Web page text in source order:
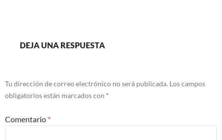
DEJA UNA RESPUESTA
Tu dirección de correo electrónico no será publicada. Los campos
obligatorios están marcados con *
Comentario *